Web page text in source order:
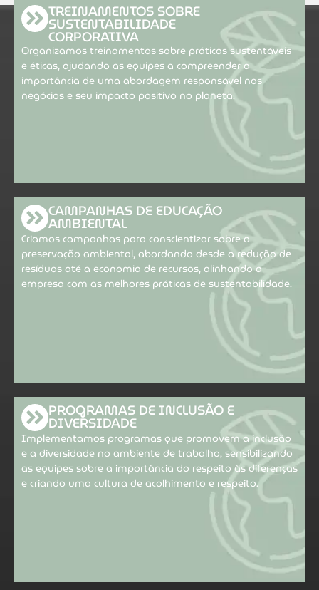
TREINAMENTOS SOBRE
SUSTENTABILIDADE
CORPORATIVA
Organizamos treinamentos sobre práticas sustentáveis
e éticas, ajudando as equipes a compreender a
importância de uma abordagem responsável nos
negócios e seu impacto positivo no planeta.
CAMPANHAS DE EDUCAÇÃO
AMBIENTAL
Criamos campanhas para conscientizar sobre a
preservação ambiental, abordando desde a redução de
resíduos até a economia de recursos, alinhando a
empresa com as melhores práticas de sustentabilidade.
PROGRAMAS DE INCLUSÃO E
DIVERSIDADE
Implementamos programas que promovem a inclusão
e a diversidade no ambiente de trabalho, sensibilizando
as equipes sobre a importância do respeito às diferenças
e criando uma cultura de acolhimento e respeito.